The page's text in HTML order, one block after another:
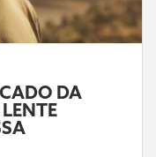
DA